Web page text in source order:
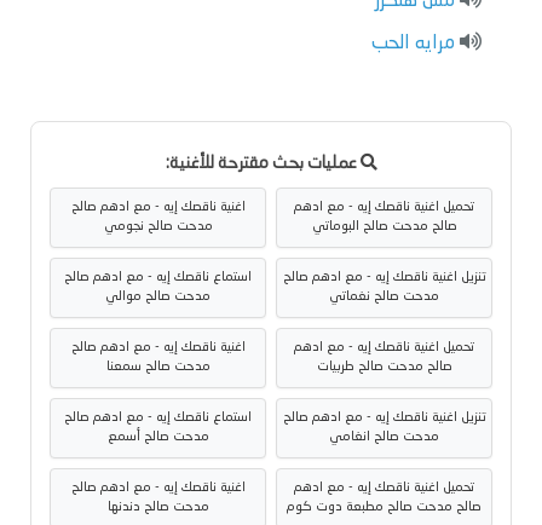
مرايه الحب
عمليات بحث مقترحة للأغنية:
تحميل اغنية ناقصك إيه - مع ادهم
صالح مدحت صالح البوماتي
اغنية ناقصك إيه - مع ادهم صالح
مدحت صالح نجومي
تنزيل اغنية ناقصك إيه - مع ادهم صالح
مدحت صالح نغماتي
استماع ناقصك إيه - مع ادهم صالح
مدحت صالح موالي
تحميل اغنية ناقصك إيه - مع ادهم
صالح مدحت صالح طربيات
اغنية ناقصك إيه - مع ادهم صالح
مدحت صالح سمعنا
تنزيل اغنية ناقصك إيه - مع ادهم صالح
مدحت صالح انغامي
استماع ناقصك إيه - مع ادهم صالح
مدحت صالح أسمع
تحميل اغنية ناقصك إيه - مع ادهم
صالح مدحت صالح مطبعة دوت كوم
اغنية ناقصك إيه - مع ادهم صالح
مدحت صالح دندنها